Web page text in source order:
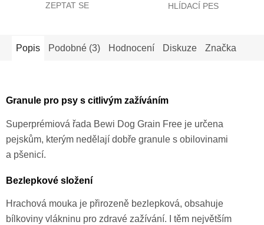
ZEPTAT SE HLÍDACÍ PES
Popis Podobné (3) Hodnocení Diskuze Značka
Granule pro psy s citlivým zažíváním
Superprémiová řada Bewi Dog Grain Free je určena
pejskům, kterým nedělají dobře granule s obilovinami
a pšenicí.
Bezlepkové složení
Hrachová mouka je přirozeně bezlepková, obsahuje
bílkoviny vlákninu pro zdravé zažívání. I těm největším